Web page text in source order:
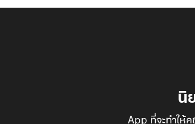
นิ
App ที่จะทำให้